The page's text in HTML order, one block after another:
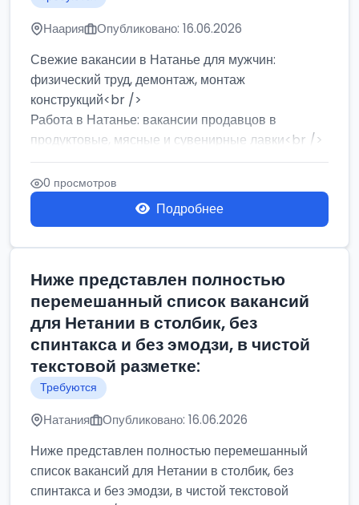
Наария Опубликовано: 16.06.2026
Свежие вакансии в Натанье для мужчин:
физический труд, демонтаж, монтаж
конструкций<br />
Работа в Натанье: вакансии продавцов в
продуктовые, мясные и сувенирные лавки<br />
Разнорабочий на сборку м...
0 просмотров
Подробнее
Ниже представлен полностью
перемешанный список вакансий
для Нетании в столбик, без
спинтакса и без эмодзи, в чистой
текстовой разметке:
Требуются
Натания Опубликовано: 16.06.2026
Ниже представлен полностью перемешанный
список вакансий для Нетании в столбик, без
спинтакса и без эмодзи, в чистой текстовой